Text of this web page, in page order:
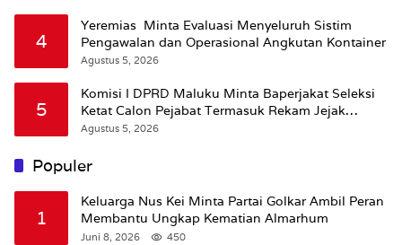
4
Yeremias Minta Evaluasi Menyeluruh Sistim
Pengawalan dan Operasional Angkutan Kontainer
Agustus 5, 2026
5
Komisi I DPRD Maluku Minta Baperjakat Seleksi
Ketat Calon Pejabat Termasuk Rekam Jejak
Hukum
Agustus 5, 2026
Populer
1
Keluarga Nus Kei Minta Partai Golkar Ambil Peran
Membantu Ungkap Kematian Almarhum
Juni 8, 2026 450